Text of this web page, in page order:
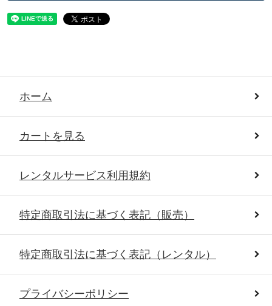
ホーム
カートを見る
レンタルサービス利用規約
特定商取引法に基づく表記（販売）
特定商取引法に基づく表記（レンタル）
プライバシーポリシー